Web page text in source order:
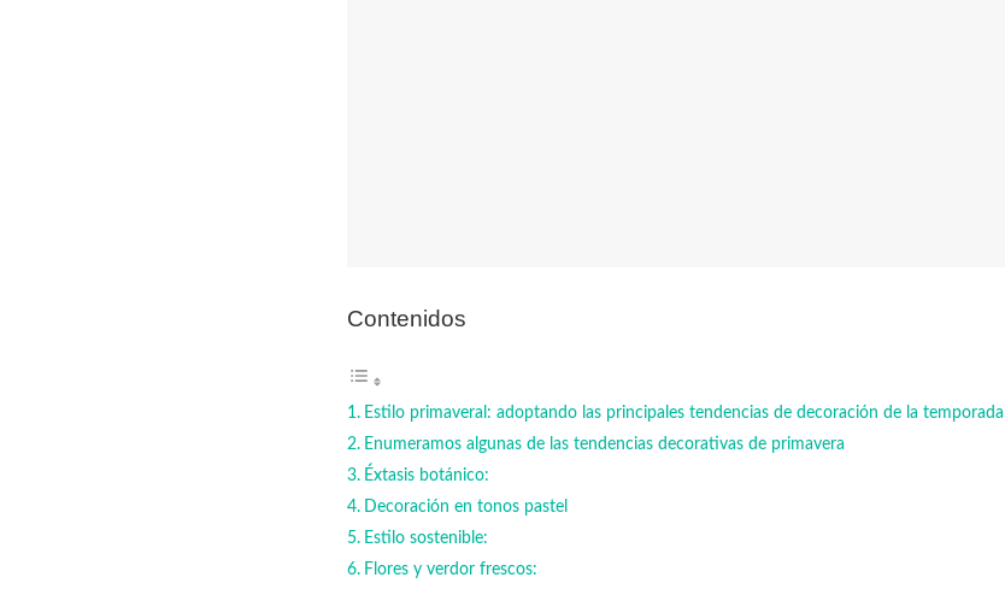
Contenidos
Estilo primaveral: adoptando las principales tendencias de decoración de la temporada
Enumeramos algunas de las tendencias decorativas de primavera
Éxtasis botánico:
Decoración en tonos pastel
Estilo sostenible:
Flores y verdor frescos: